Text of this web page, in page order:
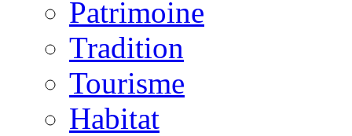
Patrimoine
Tradition
Tourisme
Habitat